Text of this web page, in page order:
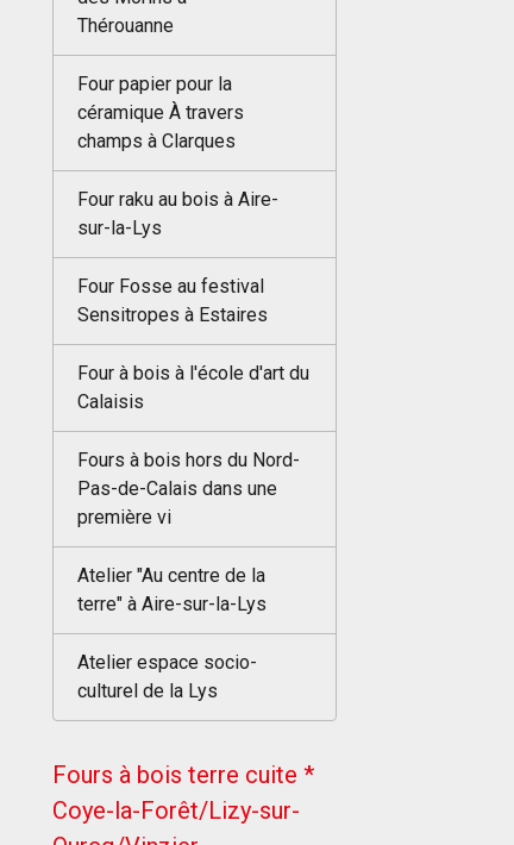
Thérouanne
Four papier pour la
céramique À travers
champs à Clarques
Four raku au bois à Aire-
sur-la-Lys
Four Fosse au festival
Sensitropes à Estaires
Four à bois à l'école d'art du
Calaisis
Fours à bois hors du Nord-
Pas-de-Calais dans une
première vi
Atelier "Au centre de la
terre" à Aire-sur-la-Lys
Atelier espace socio-
culturel de la Lys
Fours à bois terre cuite *
Coye-la-Forêt/Lizy-sur-